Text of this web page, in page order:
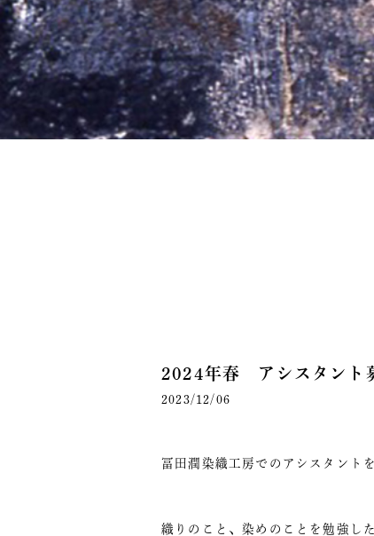
2024年春 アシスタント
2023/12/06
冨田潤染織工房でのアシスタント
織りのこと、染めのことを勉強し